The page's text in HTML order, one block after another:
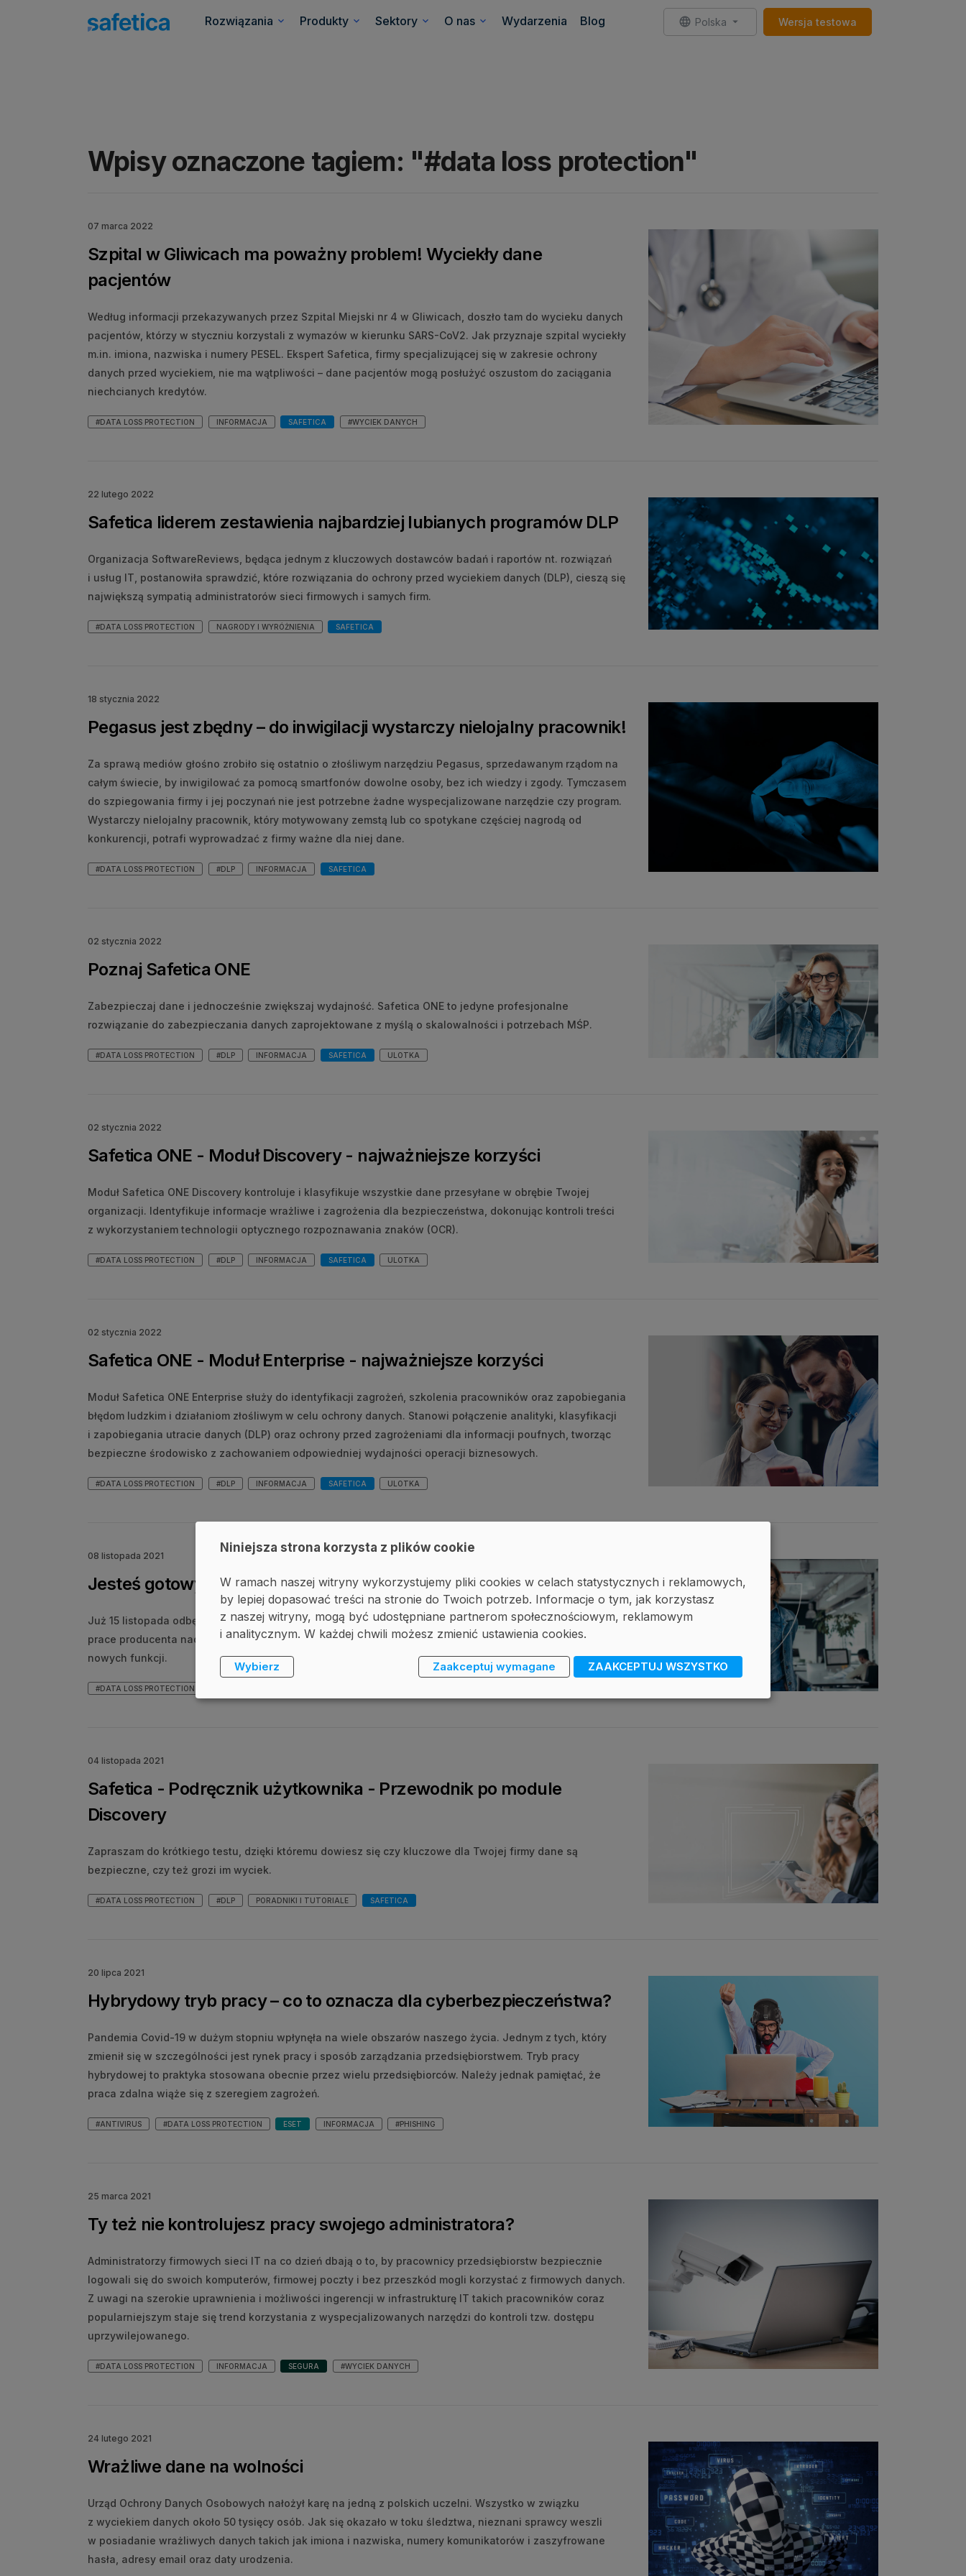
Rozwiązania Produkty Sektory O nas Wydarzenia Blog Wersja testowa
Polska
Wpisy oznaczone tagiem: "#data loss protection"
07 marca 2022
Szpital w Gliwicach ma poważny problem! Wyciekły dane
pacjentów
Według informacji przekazywanych przez Szpital Miejski nr 4 w Gliwicach, doszło tam do wycieku danych
pacjentów, którzy w styczniu korzystali z wymazów w kierunku SARS-CoV2. Jak przyznaje szpital wyciekły
m.in. imiona, nazwiska i numery PESEL. Ekspert Safetica, firmy specjalizującej się w zakresie ochrony
danych przed wyciekiem, nie ma wątpliwości – dane pacjentów mogą posłużyć oszustom do zaciągania
niechcianych kredytów.
#DATA LOSS PROTECTION INFORMACJA SAFETICA #WYCIEK DANYCH
22 lutego 2022
Safetica liderem zestawienia najbardziej lubianych programów DLP
Organizacja SoftwareReviews, będąca jednym z kluczowych dostawców badań i raportów nt. rozwiązań
i usług IT, postanowiła sprawdzić, które rozwiązania do ochrony przed wyciekiem danych (DLP), cieszą się
największą sympatią administratorów sieci firmowych i samych firm.
#DATA LOSS PROTECTION NAGRODY I WYRÓŻNIENIA SAFETICA
18 stycznia 2022
Pegasus jest zbędny – do inwigilacji wystarczy nielojalny pracownik!
Za sprawą mediów głośno zrobiło się ostatnio o złośliwym narzędziu Pegasus, sprzedawanym rządom na
całym świecie, by inwigilować za pomocą smartfonów dowolne osoby, bez ich wiedzy i zgody. Tymczasem
do szpiegowania firmy i jej poczynań nie jest potrzebne żadne wyspecjalizowane narzędzie czy program.
Wystarczy nielojalny pracownik, który motywowany zemstą lub co spotykane częściej nagrodą od
konkurencji, potrafi wyprowadzać z firmy ważne dla niej dane.
#DATA LOSS PROTECTION #DLP INFORMACJA SAFETICA
02 stycznia 2022
Poznaj Safetica ONE
Zabezpieczaj dane i jednocześnie zwiększaj wydajność. Safetica ONE to jedyne profesjonalne
rozwiązanie do zabezpieczania danych zaprojektowane z myślą o skalowalności i potrzebach MŚP.
#DATA LOSS PROTECTION #DLP INFORMACJA SAFETICA ULOTKA
02 stycznia 2022
Safetica ONE - Moduł Discovery - najważniejsze korzyści
Moduł Safetica ONE Discovery kontroluje i klasyfikuje wszystkie dane przesyłane w obrębie Twojej
organizacji. Identyfikuje informacje wrażliwe i zagrożenia dla bezpieczeństwa, dokonując kontroli treści
z wykorzystaniem technologii optycznego rozpoznawania znaków (OCR).
#DATA LOSS PROTECTION #DLP INFORMACJA SAFETICA ULOTKA
02 stycznia 2022
Safetica ONE - Moduł Enterprise - najważniejsze korzyści
Moduł Safetica ONE Enterprise służy do identyfikacji zagrożeń, szkolenia pracowników oraz zapobiegania
błędom ludzkim i działaniom złośliwym w celu ochrony danych. Stanowi połączenie analityki, klasyfikacji
i zapobiegania utracie danych (DLP) oraz ochrony przed zagrożeniami dla informacji poufnych, tworząc
bezpieczne środowisko z zachowaniem odpowiedniej wydajności operacji biznesowych.
#DATA LOSS PROTECTION #DLP INFORMACJA SAFETICA ULOTKA
08 listopada 2021
Jesteś gotowy na nową Safeticę?
Już 15 listopada odbędzie się premiera nowej wersji rozwiązania Safetica – Safetica ONE. Intensywne
prace producenta nad rozwiązaniem, doprowadziły do wprowadzenia wielu zmian w systemie oraz
nowych funkcji.
#DATA LOSS PROTECTION
04 listopada 2021
Safetica - Podręcznik użytkownika - Przewodnik po module
Discovery
Zapraszam do krótkiego testu, dzięki któremu dowiesz się czy kluczowe dla Twojej firmy dane są
bezpieczne, czy też grozi im wyciek.
#DATA LOSS PROTECTION #DLP PORADNIKI I TUTORIALE SAFETICA
20 lipca 2021
Hybrydowy tryb pracy – co to oznacza dla cyberbezpieczeństwa?
Pandemia Covid-19 w dużym stopniu wpłynęła na wiele obszarów naszego życia. Jednym z tych, który
zmienił się w szczególności jest rynek pracy i sposób zarządzania przedsiębiorstwem. Tryb pracy
hybrydowej to praktyka stosowana obecnie przez wielu przedsiębiorców. Należy jednak pamiętać, że
praca zdalna wiąże się z szeregiem zagrożeń.
#ANTIVIRUS #DATA LOSS PROTECTION ESET INFORMACJA #PHISHING
25 marca 2021
Ty też nie kontrolujesz pracy swojego administratora?
Administratorzy firmowych sieci IT na co dzień dbają o to, by pracownicy przedsiębiorstw bezpiecznie
logowali się do swoich komputerów, firmowej poczty i bez przeszkód mogli korzystać z firmowych danych.
Z uwagi na szerokie uprawnienia i możliwości ingerencji w infrastrukturę IT takich pracowników coraz
popularniejszym staje się trend korzystania z wyspecjalizowanych narzędzi do kontroli tzw. dostępu
uprzywilejowanego.
#DATA LOSS PROTECTION INFORMACJA SEGURA #WYCIEK DANYCH
24 lutego 2021
Wrażliwe dane na wolności
Urząd Ochrony Danych Osobowych nałożył karę na jedną z polskich uczelni. Wszystko w związku
z wyciekiem danych około 50 tysięcy osób. Jak się okazało w toku śledztwa, nieznani sprawcy weszli
w posiadanie wrażliwych danych takich jak imiona i nazwiska, numery komunikatorów i zaszyfrowane
hasła, adresy email oraz daty urodzenia.
Niniejsza strona korzysta z plików cookie
W ramach naszej witryny wykorzystujemy pliki cookies w celach statystycznych i reklamowych,
by lepiej dopasować treści na stronie do Twoich potrzeb. Informacje o tym, jak korzystasz
z naszej witryny, mogą być udostępniane partnerom społecznościowym, reklamowym
i analitycznym. W każdej chwili możesz zmienić ustawienia cookies.
Wybierz Zaakceptuj wymagane ZAAKCEPTUJ WSZYSTKO